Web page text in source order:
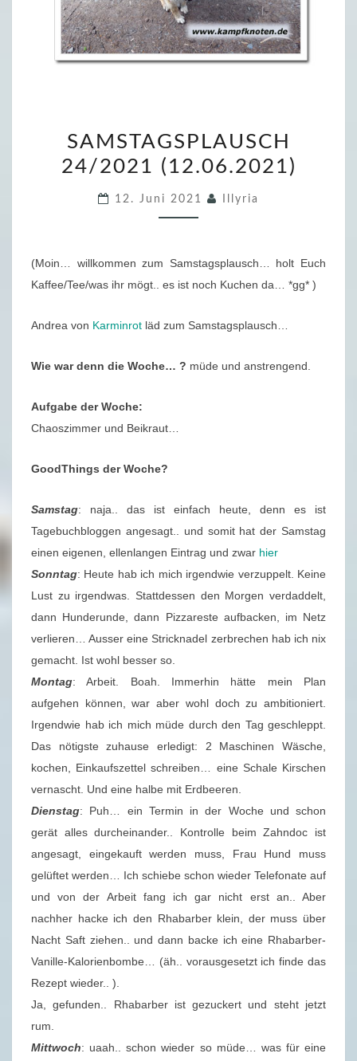
A
M
U
2
0
2
1
(
1
2
0
6
.
2
0
2
1
)
SAMSTAGSPLAUSCH
24/2021 (12.06.2021)
12. Juni 2021 Illyria
(Moin… willkommen zum Samstagsplausch… holt Euch
Kaffee/Tee/was ihr mögt.. es ist noch Kuchen da… *gg* )
Andrea von Karminrot läd zum Samstagsplausch…
Wie war denn die Woche… ? müde und anstrengend.
Aufgabe der Woche:
Chaoszimmer und Beikraut…
GoodThings der Woche?
Samstag: naja.. das ist einfach heute, denn es ist
Tagebuchbloggen angesagt.. und somit hat der Samstag
einen eigenen, ellenlangen Eintrag und zwar hier
Sonntag: Heute hab ich mich irgendwie verzuppelt. Keine
Lust zu irgendwas. Stattdessen den Morgen verdaddelt,
dann Hunderunde, dann Pizzareste aufbacken, im Netz
verlieren… Ausser eine Stricknadel zerbrechen hab ich nix
gemacht. Ist wohl besser so.
Montag: Arbeit. Boah. Immerhin hätte mein Plan
aufgehen können, war aber wohl doch zu ambitioniert.
Irgendwie hab ich mich müde durch den Tag geschleppt.
Das nötigste zuhause erledigt: 2 Maschinen Wäsche,
kochen, Einkaufszettel schreiben… eine Schale Kirschen
vernascht. Und eine halbe mit Erdbeeren.
Dienstag: Puh… ein Termin in der Woche und schon
gerät alles durcheinander.. Kontrolle beim Zahndoc ist
angesagt, eingekauft werden muss, Frau Hund muss
gelüftet werden… Ich schiebe schon wieder Telefonate auf
und von der Arbeit fang ich gar nicht erst an.. Aber
nachher hacke ich den Rhabarber klein, der muss über
Nacht Saft ziehen.. und dann backe ich eine Rhabarber-
Vanille-Kalorienbombe… (äh.. vorausgesetzt ich finde das
Rezept wieder.. ).
Ja, gefunden.. Rhabarber ist gezuckert und steht jetzt
rum.
Mittwoch: uaah.. schon wieder so müde… was für eine